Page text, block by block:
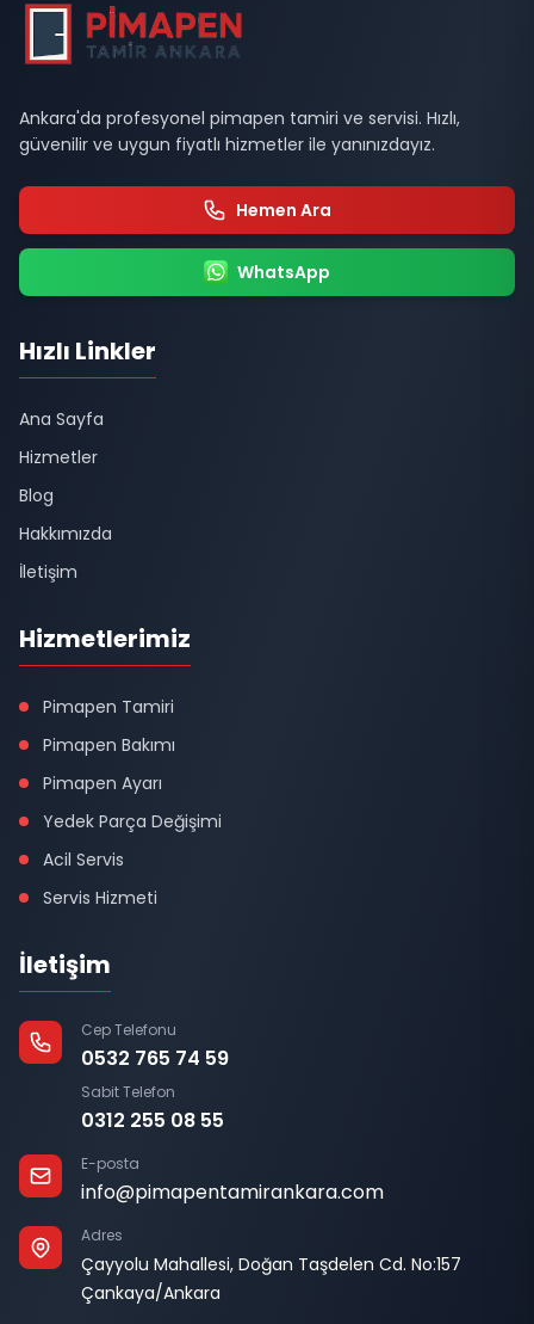
Ankara'da profesyonel pimapen tamiri ve servisi. Hızlı,
güvenilir ve uygun fiyatlı hizmetler ile yanınızdayız.
Hemen Ara
WhatsApp
Hızlı Linkler
Ana Sayfa
Hizmetler
Blog
Hakkımızda
İletişim
Hizmetlerimiz
Pimapen Tamiri
Pimapen Bakımı
Pimapen Ayarı
Yedek Parça Değişimi
Acil Servis
Servis Hizmeti
İletişim
Cep Telefonu
0532 765 74 59
Sabit Telefon
0312 255 08 55
E-posta
info@pimapentamirankara.com
Adres
Çayyolu Mahallesi, Doğan Taşdelen Cd. No:157
Çankaya/Ankara